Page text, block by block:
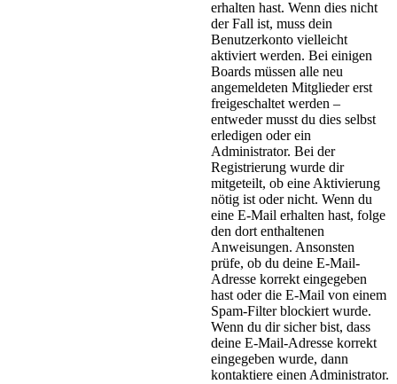
erhalten hast. Wenn dies nicht
der Fall ist, muss dein
Benutzerkonto vielleicht
aktiviert werden. Bei einigen
Boards müssen alle neu
angemeldeten Mitglieder erst
freigeschaltet werden –
entweder musst du dies selbst
erledigen oder ein
Administrator. Bei der
Registrierung wurde dir
mitgeteilt, ob eine Aktivierung
nötig ist oder nicht. Wenn du
eine E-Mail erhalten hast, folge
den dort enthaltenen
Anweisungen. Ansonsten
prüfe, ob du deine E-Mail-
Adresse korrekt eingegeben
hast oder die E-Mail von einem
Spam-Filter blockiert wurde.
Wenn du dir sicher bist, dass
deine E-Mail-Adresse korrekt
eingegeben wurde, dann
kontaktiere einen Administrator.